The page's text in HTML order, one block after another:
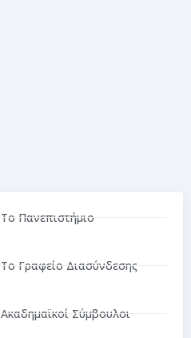
Το Πανεπιστήμιο
Το Γραφείο Διασύνδεσης
Ακαδημαϊκοί Σύμβουλοι